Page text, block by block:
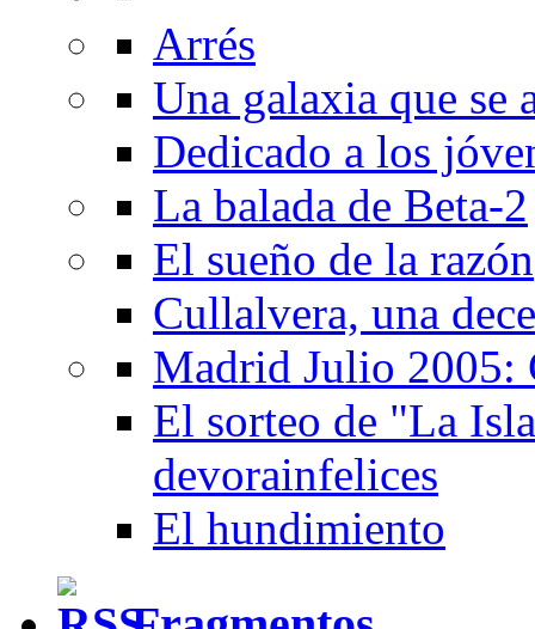
Arrés
Una galaxia que se
Dedicado a los
La balada de Beta-2
El sueño de la razón
Cullalvera, una
Madrid Julio 2005:
El sorteo de "La
devorainfelices
El hundimiento